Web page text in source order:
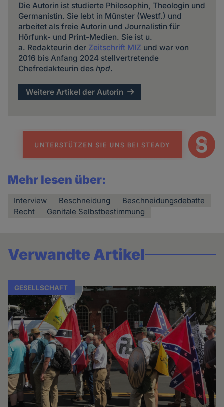
Die Autorin ist studierte Philosophin, Theologin und
Germanistin. Sie lebt in Münster (Westf.) und
arbeitet als freie Autorin und Journalistin für
Hörfunk- und Print-Medien. Sie ist u.
a. Redakteurin der Zeitschrift MIZ und war von
2016 bis Anfang 2024 stellvertretende
Chefredakteurin des hpd.
Weitere Artikel der Autorin
Mehr lesen über:
Interview Beschneidung
Beschneidungsdebatte
Recht
Genitale Selbstbestimmung
Verwandte Artikel
GESELLSCHAFT